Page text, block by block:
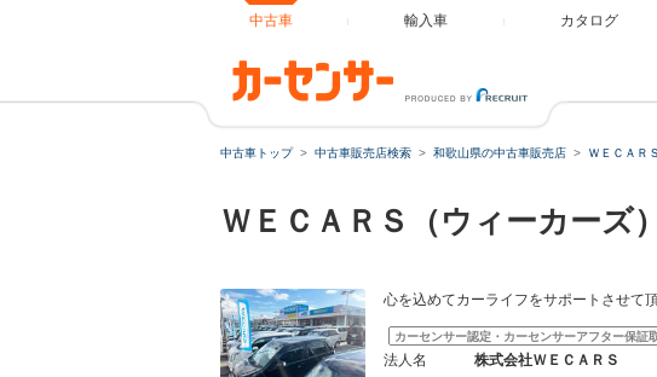
中古車 輸入車 カタログ
中古車トップ 中古車販売店検索 和歌山県の中古車販売店 ＷＥＣＡＲ
ＷＥＣＡＲＳ（ウィーカー
心を込めてカーライフをサポートさせて
カーセンサー認定・カーセンサーアフター保証
法人名
株式会社ＷＥＣＡＲＳ